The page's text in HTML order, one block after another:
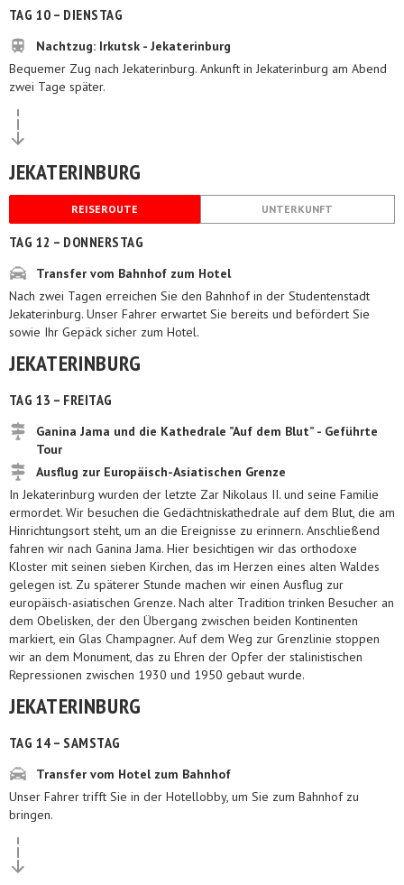
TAG 10 – DIENSTAG
Nachtzug: Irkutsk - Jekaterinburg
Bequemer Zug nach Jekaterinburg. Ankunft in Jekaterinburg am Abend
zwei Tage später.
JEKATERINBURG
REISEROUTE UNTERKUNFT
TAG 12 – DONNERSTAG
Transfer vom Bahnhof zum Hotel
Nach zwei Tagen erreichen Sie den Bahnhof in der Studentenstadt
Jekaterinburg. Unser Fahrer erwartet Sie bereits und befördert Sie
sowie Ihr Gepäck sicher zum Hotel.
JEKATERINBURG
TAG 13 – FREITAG
Ganina Jama und die Kathedrale ”Auf dem Blut” - Geführte
Tour
Ausflug zur Europäisch-Asiatischen Grenze
In Jekaterinburg wurden der letzte Zar Nikolaus II. und seine Familie
ermordet. Wir besuchen die Gedächtniskathedrale auf dem Blut, die am
Hinrichtungsort steht, um an die Ereignisse zu erinnern. Anschließend
fahren wir nach Ganina Jama. Hier besichtigen wir das orthodoxe
Kloster mit seinen sieben Kirchen, das im Herzen eines alten Waldes
gelegen ist. Zu späterer Stunde machen wir einen Ausflug zur
europäisch-asiatischen Grenze. Nach alter Tradition trinken Besucher an
dem Obelisken, der den Übergang zwischen beiden Kontinenten
markiert, ein Glas Champagner. Auf dem Weg zur Grenzlinie stoppen
wir an dem Monument, das zu Ehren der Opfer der stalinistischen
Repressionen zwischen 1930 und 1950 gebaut wurde.
JEKATERINBURG
TAG 14 – SAMSTAG
Transfer vom Hotel zum Bahnhof
Unser Fahrer trifft Sie in der Hotellobby, um Sie zum Bahnhof zu
bringen.